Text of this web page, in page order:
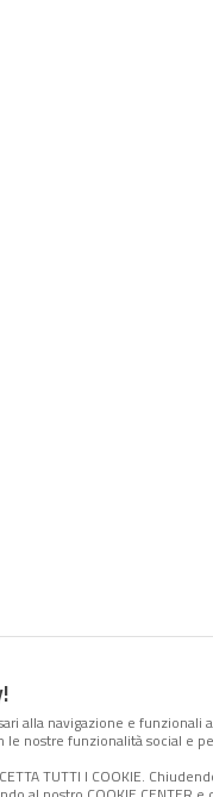
alla navigazione e
nostre funzionalità social e
TUTTI I COOKIE.